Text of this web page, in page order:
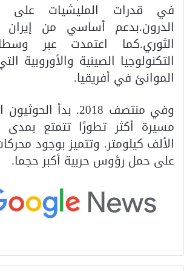
في قدرات المليشيات على
الدرون.بدعم أساسي من إيران
الثوري.كما اعتمدت عبر
التكنولوجيا الصينية والأوروبية
الموانئ في أفريقيا.
وفي منتصف 2018. بدأ
مسيرة أكثر تطورًا تتمتع بمدى
الألف كيلومتر. وتتميز بوجود
على حمل رؤوس حربية أكبر حجما.